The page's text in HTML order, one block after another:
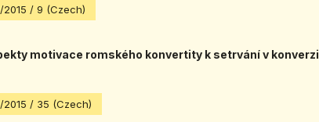
2015 / 9 (Czech)
motivace romského konvertity k setrvání v konverzi
2015 / 35 (Czech)